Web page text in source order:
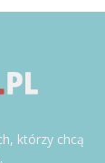
którzy chcą